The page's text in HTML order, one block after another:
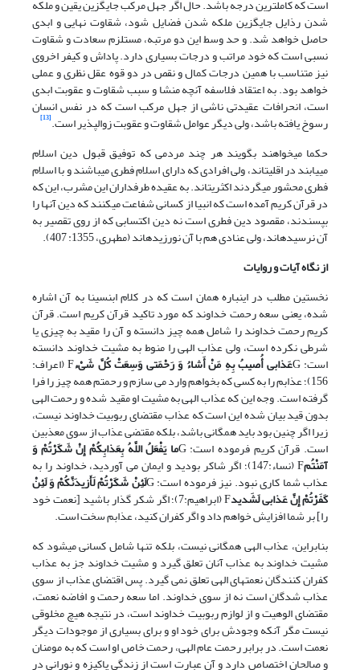
است که کامل‏ترین درجه باشد. حال اگر جهل مرکب جایگزین یقین و ملکه
شدن رذایل جایگزین ملکه شدن فضایل شود، شقاوت نهایی و ابدی
حاصل خواهد شد. و حد وسط این دو مرتبه، مستلزم سعادت و شقاوت
نسبی است که خود مراتب و درجات بسیاری دارد. پاداش و کیفر اخروی
نیز متناسب با همین درجات کمال و نقص در دو قوه عقل نظری و عملی
خواهد بود. به اعتقاد فلاسفه آنچه منشا و سبب شقاوت و عقوبت ابدی
است، انحرافات عقیدتی ناشی از جهل مرکب است که در نفس انسان
رسوخ یافته باشد، ولی دیگر عوامل شقاوت و عقوبت زوال‏پذیر است.[13]
حکما می‏خواهند بگویند هر چند مردمی که توفیق قبول دین اسلام
می‏یابند در اقلیت‏اند، ولی افرادی که دارای اسلام فطری می‏باشند و با اسلام
فطری محشور می‏گردند اکثریت‏اند. به عقیده طرفداران این مشرب، این که
در قرآن کریم آمده است که انبیا از کسانی شفاعت می‏کنند که دین آنها را
بپسندند، مقصود دین فطری است نه دین اکتسابی که از روی تقصیر به
آن نرسیده‏اند، ولی عنادی هم با آن نورزیده‏اند (مطهری، 1355: 407).
از نگاه آیات و روایات
نخستین مطلب در این‏باره همان است که در کلام ابن‏سینا به آن اشاره
شده، یعنی سعه رحمت خداوند که مورد تاکید قرآن کریم است. قرآن
کریم رحمت خداوند را شامل همه چیز دانسته و آن را مقید به چیزی یا
شرطی نکرده است، ولی عذاب الهی را منوط به مشیت خداوند دانسته
است: G عَذابی‏ أُصیبُ بِهِ مَنْ أَشاءُ وَ رَحْمَتی‏ وَسِعَتْ کُلَّ شَیْ‏ء F (اعراف:
156)؛ عذابم را به کسی که بخواهم وارد می سازم و رحمتم همه چیز را فرا
گرفته است. وجه این که عذاب الهی به مشیت او مقید شده و رحمت الهی
بدون قید بیان شده این است که عذاب مقتضای ربوبیت خداوند نیست،
زیرا اگر چنین بود باید همگانی باشد، بلکه مقتضی عذاب از سوی معذبین
است. قرآن کریم فرموده است: G ما یَفْعَلُ اللَّهُ بِعَذابِکُمْ إِنْ شَکَرْتُمْ وَ
آمَنْتُم‏ F (نساء:147)؛ اگر شاکر بودید و ایمان می آوردید، خداوند را به
عذاب شما کاری نبود. نیز فرموده است: G لَئِنْ شَکَرْتُمْ لَأَزیدَنَّکُمْ وَ لَئِنْ
کَفَرْتُمْ إِنَّ عَذابی‏ لَشَدید F (ابراهیم:7)؛ اگر شکر گذار باشید [نعمت خود
را] بر شما افزایش خواهم داد و اگر کفران کنید، عذابم سخت است.
بنابراین، عذاب الهی همگانی نیست، بلکه تنها شامل کسانی می‏شود که
مشیت خداوند به عذاب آنان تعلق گیرد و مشیت خداوند جز به عذاب
کفران کنندگان نعمت‏های الهی تعلق نمی گیرد. پس اقتضای عذاب از سوی
عذاب شدگان است نه از سوی خداوند. اما سعه رحمت و افاضه نعمت،
مقتضای الوهیت و از لوازم ربوبیت خداوند است، در نتیجه هیچ مخلوقی
نیست مگر آنکه وجودش برای خود او و برای بسیاری از موجودات دیگر
نعمت است. در برابر رحمت عام الهی، رحمت خاص او است که به مومنان
و صالحان اختصاص دارد و آن عبارت است از زندگی پاکیزه و نورانی در